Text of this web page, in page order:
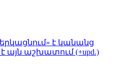
է կանանց
այն աշխատում (+upd.)